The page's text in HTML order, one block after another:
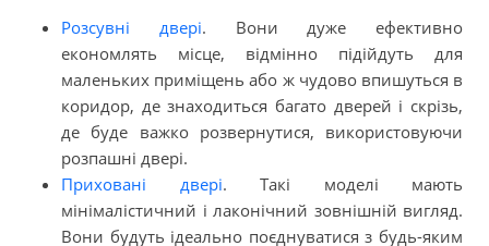
Розсувні двері. Вони дуже ефективно
економлять місце, відмінно підійдуть для
маленьких приміщень або ж чудово впишуться в
коридор, де знаходиться багато дверей і скрізь,
де буде важко розвернутися, використовуючи
розпашні двері.
Приховані двері. Такі моделі мають
мінімалістичний і лаконічний зовнішній вигляд.
Вони будуть ідеально поєднуватися з будь-яким